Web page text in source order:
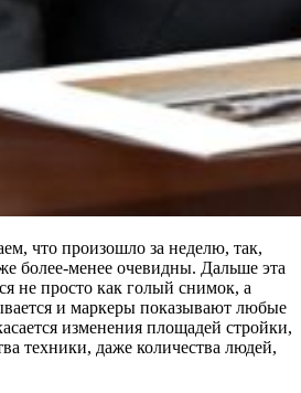
что произошло за неделю, так,
более-менее очевидны. Дальше эта
не просто как голый снимок, а
и маркеры показывают любые
изменения площадей стройки,
техники, даже количества людей,